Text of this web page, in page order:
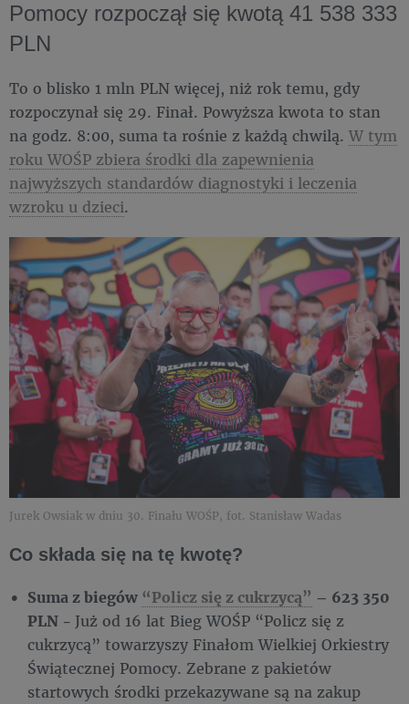
Pomocy rozpoczął się kwotą 41 538 333
PLN
To o blisko 1 mln PLN więcej, niż rok temu, gdy
rozpoczynał się 29. Finał. Powyższa kwota to stan
na godz. 8:00, suma ta rośnie z każdą chwilą. W tym
roku WOŚP zbiera środki dla zapewnienia
najwyższych standardów diagnostyki i leczenia
wzroku u dzieci.
Jurek Owsiak w dniu 30. Finału WOŚP, fot. Stanisław Wadas
Co składa się na tę kwotę?
Suma z biegów “Policz się z cukrzycą” – 623 350
PLN - Już od 16 lat Bieg WOŚP “Policz się z
cukrzycą” towarzyszy Finałom Wielkiej Orkiestry
Świątecznej Pomocy. Zebrane z pakietów
startowych środki przekazywane są na zakup